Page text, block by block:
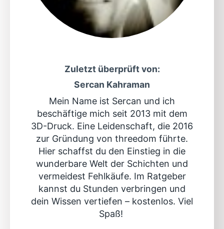
Zuletzt überprüft von:
Sercan Kahraman
Mein Name ist Sercan und ich
beschäftige mich seit 2013 mit dem
3D-Druck. Eine Leidenschaft, die 2016
zur Gründung von threedom führte.
Hier schaffst du den Einstieg in die
wunderbare Welt der Schichten und
vermeidest Fehlkäufe. Im Ratgeber
kannst du Stunden verbringen und
dein Wissen vertiefen – kostenlos. Viel
Spaß!